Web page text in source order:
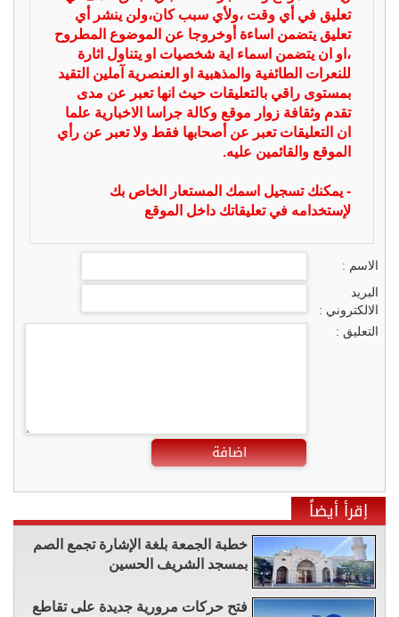
تعليق في أي وقت ،ولأي سبب كان،ولن ينشر أي
تعليق يتضمن اساءة أوخروجا عن الموضوع المطروح
،او ان يتضمن اسماء اية شخصيات او يتناول اثارة
للنعرات الطائفية والمذهبية او العنصرية آملين التقيد
بمستوى راقي بالتعليقات حيث انها تعبر عن مدى
تقدم وثقافة زوار موقع وكالة جراسا الاخبارية علما
ان التعليقات تعبر عن أصحابها فقط ولا تعبر عن رأي
الموقع والقائمين عليه.
- يمكنك تسجيل اسمك المستعار الخاص بك
لإستخدامه في تعليقاتك داخل الموقع
الاسم :
البريد
الالكتروني :
التعليق :
اضافة
إقرأ أيضاً
خطبة الجمعة بلغة الإشارة تجمع الصم
بمسجد الشريف الحسين
فتح حركات مرورية جديدة على تقاطع